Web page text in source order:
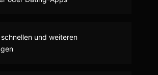
und weiteren